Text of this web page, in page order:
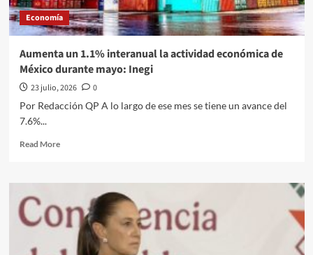
ligadas
al
CJNG;
al
hijastro
de
Mencho”
Economía
Aumenta un 1.1% interanual la actividad económica de
México durante mayo: Inegi
23 julio, 2026
0
Por Redacción QP A lo largo de ese mes se tiene un avance del
7.6%...
Read MoreRead
Aumenta
1.1%
interanual
actividad